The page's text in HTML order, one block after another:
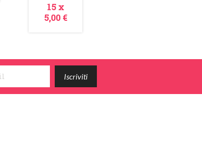
Prezzo
15 x
5,00 €